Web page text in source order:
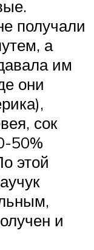
получали
а
им
они
сок
50%
этой
и